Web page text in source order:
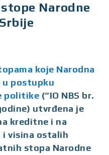
Narodne
koje Narodna
u postupku
politike (“IO NBS br.
utvrđena je
kreditne i na
i visina ostalih
stopa Narodne